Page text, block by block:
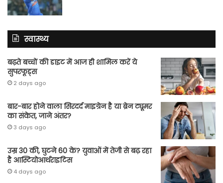
स्वास्थ्य
बढ़ते बच्चों की डाइट में आज ही शामिल करें ये
सुपरफूड्स
2 days ago
बार-बार होने वाला सिरदर्द माइग्रेन है या ब्रेन ट्यूमर
का संकेत, जाने अंतर?
3 days ago
उम्र 30 की, घुटने 60 के? युवाओं में तेजी से बढ़ रहा
है आस्टियोआर्थराइटिस
4 days ago